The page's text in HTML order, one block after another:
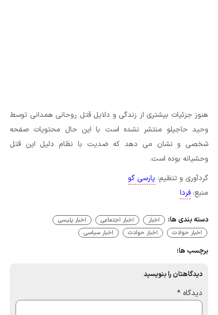
هنوز جزئیات بیشتری از زندگی و دلایل قتل روحانی همدانی توسط
وحید حاجیلو منتشر نشده است با این حال محتویات صفحه
شخصی و نشان می دهد که ضدیت با نظام دلیل این قتل
وحشیانه بوده است.
گردآوری و تنظیم: پارسی گو
منبع: فردا
دسته بندی ها: اخبار اخبار اجتماعی
اخبار پلیسی
اخبار حوادث
اخبار حوادث اخبار سیاسی
برچسب ها:
دیدگاهتان را بنویسید
دیدگاه *